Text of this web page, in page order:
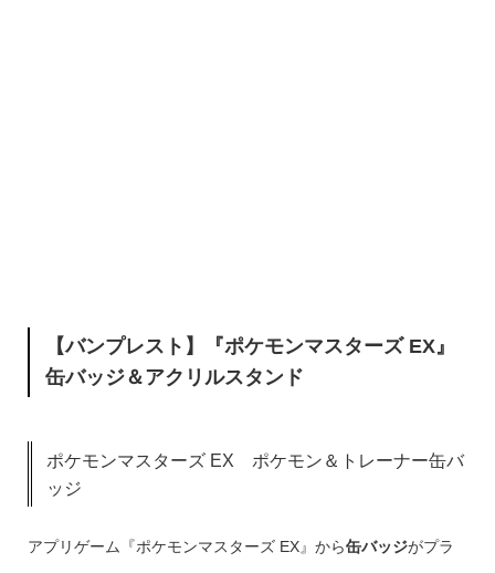
【バンプレスト】『ポケモンマスターズ EX』
缶バッジ＆アクリルスタンド
ポケモンマスターズ EX ポケモン＆トレーナー缶バ
ッジ
アプリゲーム『ポケモンマスターズ EX』から缶バッジがプラ